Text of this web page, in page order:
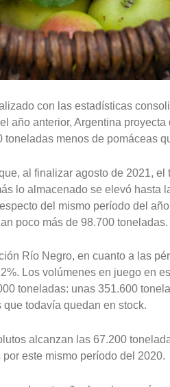
con las estadísticas
año anterior, Argentina
menos de pomáceas
al finalizar agosto de 2021, el
lo almacenado se elevó hasta
del mismo período del
poco más de 98.700 toneladas.
Río Negro, en cuanto a las
Los volúmenes en juego en
toneladas: unas 351.600
todavía quedan en stock.
alcanzan las 67.200
este mismo período del 2020.